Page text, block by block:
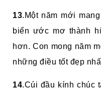
13.Một năm mới
biến ước mơ thành
hơn. Con mong năm
những điều tốt đẹp
14.Cúi đầu kính chúc